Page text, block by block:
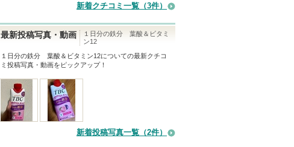
バ
ー
に
気
に
登
録
新着クチコミ一覧 （3件）
最新投稿写真・動画
１日分の鉄分 葉酸＆ビタミ
ン12
１日分の鉄分 葉酸＆ビタミン12についての最新クチコ
ミ投稿写真・動画をピックアップ！
新着投稿写真一覧（2件）